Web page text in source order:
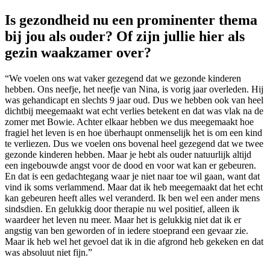
Is gezondheid nu een prominenter thema
bij jou als ouder? Of zijn jullie hier als
gezin waakzamer over?
“We voelen ons wat vaker gezegend dat we gezonde kinderen
hebben. Ons neefje, het neefje van Nina, is vorig jaar overleden. Hij
was gehandicapt en slechts 9 jaar oud. Dus we hebben ook van heel
dichtbij meegemaakt wat echt verlies betekent en dat was vlak na de
zomer met Bowie. Achter elkaar hebben we dus meegemaakt hoe
fragiel het leven is en hoe überhaupt onmenselijk het is om een kind
te verliezen. Dus we voelen ons bovenal heel gezegend dat we twee
gezonde kinderen hebben. Maar je hebt als ouder natuurlijk altijd
een ingebouwde angst voor de dood en voor wat kan er gebeuren.
En dat is een gedachtegang waar je niet naar toe wil gaan, want dat
vind ik soms verlammend. Maar dat ik heb meegemaakt dat het echt
kan gebeuren heeft alles wel veranderd. Ik ben wel een ander mens
sindsdien. En gelukkig door therapie nu wel positief, alleen ik
waardeer het leven nu meer. Maar het is gelukkig niet dat ik er
angstig van ben geworden of in iedere stoeprand een gevaar zie.
Maar ik heb wel het gevoel dat ik in die afgrond heb gekeken en dat
was absoluut niet fijn.”